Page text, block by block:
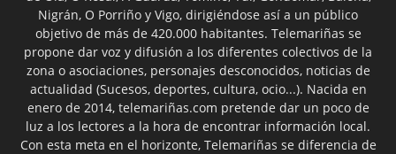
Nigrán, O Porriño y Vigo, dirigiéndose así a un público
objetivo de más de 420.000 habitantes. Telemariñas se
propone dar voz y difusión a los diferentes colectivos de la
zona o asociaciones, personajes desconocidos, noticias de
actualidad (Sucesos, deportes, cultura, ocio...). Nacida en
enero de 2014, telemariñas.com pretende dar un poco de
luz a los lectores a la hora de encontrar información local.
Con esta meta en el horizonte, Telemariñas se diferencia de